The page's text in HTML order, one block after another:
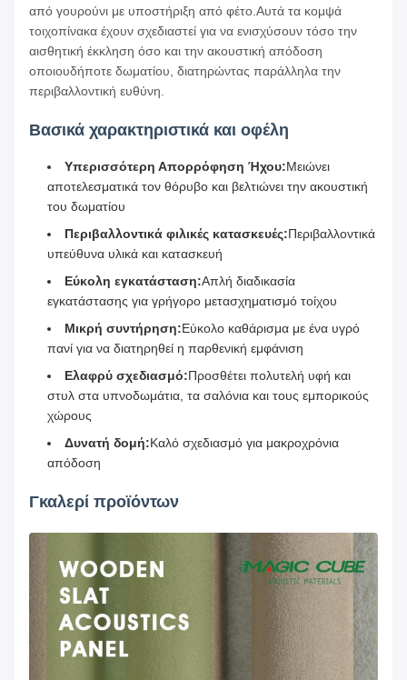
από γουρούνι με υποστήριξη από φέτο.Αυτά τα κομψά
τοιχοπίνακα έχουν σχεδιαστεί για να ενισχύσουν τόσο την
αισθητική έκκληση όσο και την ακουστική απόδοση
οποιουδήποτε δωματίου, διατηρώντας παράλληλα την
περιβαλλοντική ευθύνη.
Βασικά χαρακτηριστικά και οφέλη
Υπερισσότερη Απορρόφηση Ήχου:Μειώνει
αποτελεσματικά τον θόρυβο και βελτιώνει την ακουστική
του δωματίου
Περιβαλλοντικά φιλικές κατασκευές:Περιβαλλοντικά
υπεύθυνα υλικά και κατασκευή
Εύκολη εγκατάσταση:Απλή διαδικασία
εγκατάστασης για γρήγορο μετασχηματισμό τοίχου
Μικρή συντήρηση:Εύκολο καθάρισμα με ένα υγρό
πανί για να διατηρηθεί η παρθενική εμφάνιση
Ελαφρύ σχεδιασμό:Προσθέτει πολυτελή υφή και
στυλ στα υπνοδωμάτια, τα σαλόνια και τους εμπορικούς
χώρους
Δυνατή δομή:Καλό σχεδιασμό για μακροχρόνια
απόδοση
Γκαλερί προϊόντων